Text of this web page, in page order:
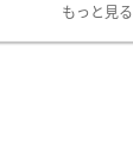
もっと見る